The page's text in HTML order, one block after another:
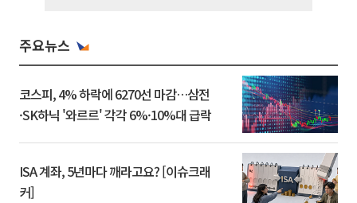
주요뉴스
코스피, 4% 하락에 6270선 마감…삼전
·SK하닉 '와르르' 각각 6%·10%대 급락
ISA 계좌, 5년마다 깨라고요? [이슈크래
커]